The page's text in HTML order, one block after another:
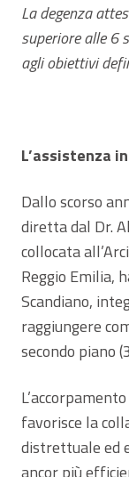
La degenza
superiore alle 6
agli obiettivi
L’assistenza
Dallo scorso
diretta dal Dr.
collocata
Reggio Emilia,
Scandiano,
raggiungere
secondo piano
favorisce la
distrettuale ed